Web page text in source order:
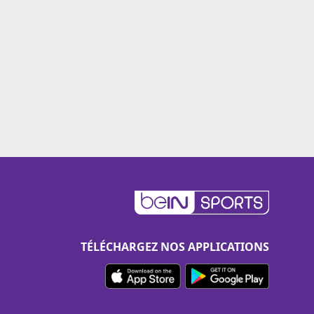
TÉLÉCHARGEZ NOS APPLICATIONS